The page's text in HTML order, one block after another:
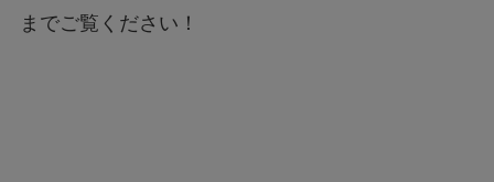
までご覧ください！